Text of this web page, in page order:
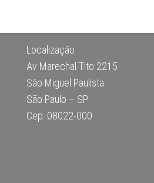
Localização
Av Marechal Tito 2215
São Miguel Paulista
São Paulo – SP
Cep: 08022-000